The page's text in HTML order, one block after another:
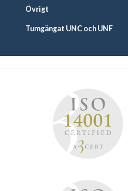
Övrigt
Tumgängat UNC och UNF